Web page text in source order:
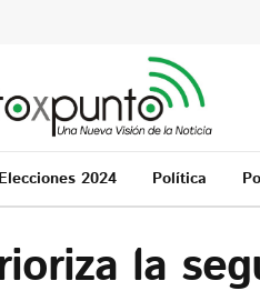
Elecciones 2024 Política
la